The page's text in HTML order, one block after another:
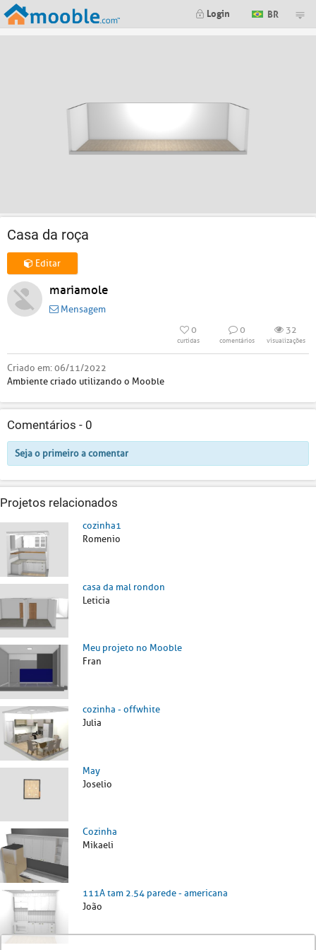
Login BR
Casa da roça
Editar
mariamole
Mensagem
0
curtidas
0
comentários
32
visualizações
Criado em:06/11/2022
Ambiente criado utilizando o Mooble
Comentários - 0
Seja o primeiro a comentar
Projetos relacionados
cozinha1
Romenio
casa da mal rondon
Leticia
Meu projeto no Mooble
Fran
cozinha - offwhite
Julia
May
Joselio
Cozinha
Mikaeli
111A tam 2.54 parede - americana
João